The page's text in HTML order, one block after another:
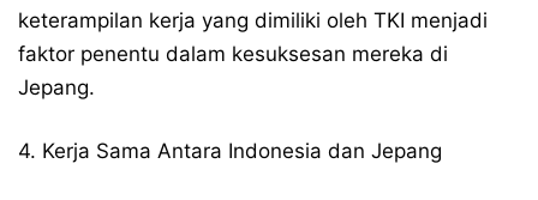
keterampilan kerja yang dimiliki oleh TKI menjadi
faktor penentu dalam kesuksesan mereka di
Jepang.
4. Kerja Sama Antara Indonesia dan Jepang